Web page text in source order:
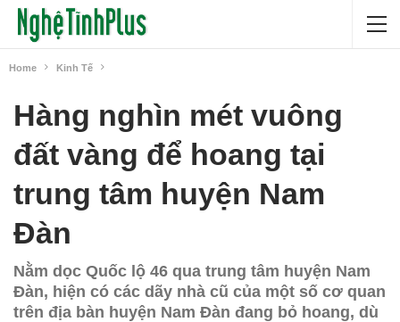
Home Kinh Tế
Hàng nghìn mét vuông
đất vàng để hoang tại
trung tâm huyện Nam
Đàn
Nằm dọc Quốc lộ 46 qua trung tâm huyện Nam
Đàn, hiện có các dãy nhà cũ của một số cơ quan
trên địa bàn huyện Nam Đàn đang bỏ hoang, dù